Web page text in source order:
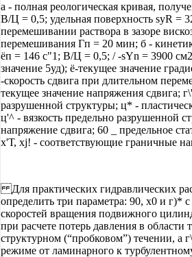
а - полная реологическая кривая,
В/Ц = 0,5; удельная поверхность syR =
перемешивании раствора в зазоре
перемешивания Гп = 20 мин; б -
ёп = 146 с"1; В/Ц = 0,5; / -sYn = 3900
значение 5уд); ё-текущее значение
-скорость сдвига при длительном
текущее значение напряжения сдвига;
разрушенной структуры; ц* -
ц'^ - вязкость предельно разрушенной
напряжение сдвига; 60 _ предельное
х'Т, xj! - соответствующие граничные
Для практических гидравлических
определить три параметра: 90, х0 и г)*
скоростей вращения подвижного
при расчете потерь давления в
структурном (“пробковом”) течении, а
режиме от ламинарного к